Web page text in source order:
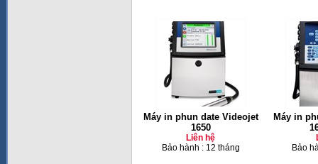
Máy in phun date Videojet
1650
Liên hệ
Bảo hành : 12 tháng
Máy in
Bảo